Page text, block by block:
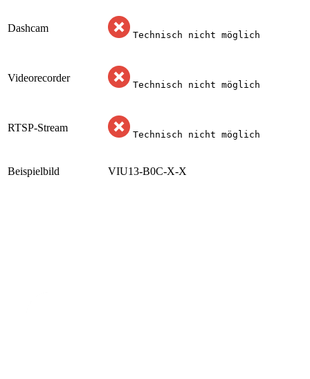
Dashcam
Technisch nicht möglich
Videorecorder
Technisch nicht möglich
RTSP-Stream
Technisch nicht möglich
Beispielbild VIU13-B0C-X-X